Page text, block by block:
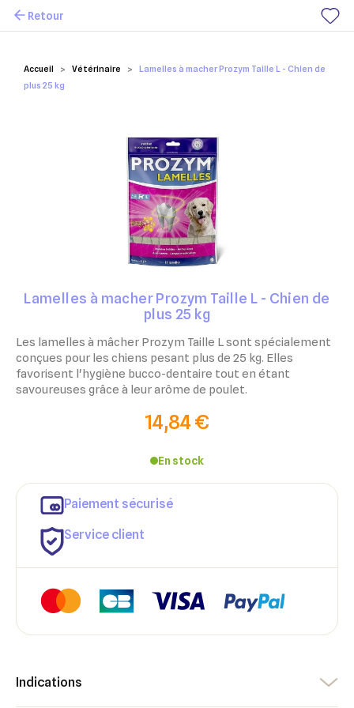
Mes favoris
Accueil Vétérinaire
Lamelles à macher Prozym Taille L - Chien de
plus 25 kg
Retour
Lamelles à macher Prozym Taille L - Chien de
plus 25 kg
Les lamelles à mâcher Prozym Taille L sont spécialement
conçues pour les chiens pesant plus de 25 kg. Elles
favorisent l'hygiène bucco-dentaire tout en étant
savoureuses grâce à leur arôme de poulet.
14,84 €
En stock
Paiement sécurisé
Service client
Indications
Créer une liste d'envies ×
Connexion ×